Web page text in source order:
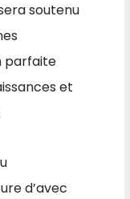
soutenu
parfaite
et
d’avec